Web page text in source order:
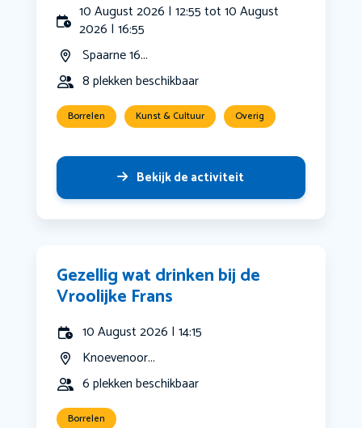
10 August 2026 | 12:55 tot 10 August
2026 | 16:55
Spaarne 16...
8 plekken beschikbaar
Borrelen Kunst & Cultuur Overig
Bekijk de activiteit
Gezellig wat drinken bij de
Vroolijke Frans
10 August 2026 | 14:15
Knoevenoor...
6 plekken beschikbaar
Borrelen